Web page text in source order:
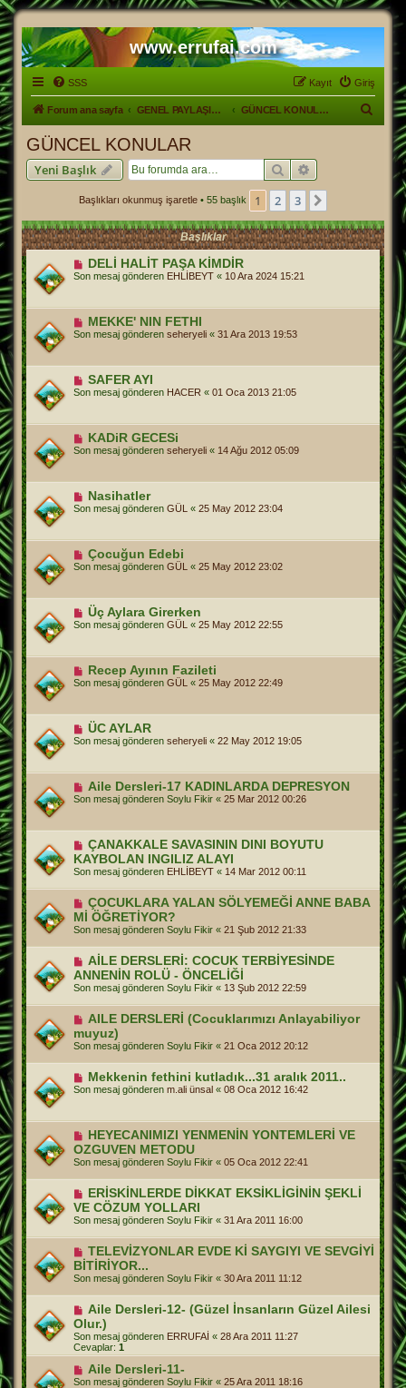
www.errufai.com
SSS Giriş
Kayıt
Forum ana sayfa GENEL PAYLAŞIM ALANI GÜNCEL KONULAR
GÜNCEL KONULAR
Yeni Başlık Ara Gelişmiş arama
Başlıkları okunmuş işaretle • 55 başlık 1 2 3
Başlıklar
DELİ HALİT PAŞA KİMDİR
Son mesaj gönderen EHLİBEYT « 10 Ara 2024 15:21
MEKKE' NIN FETHI
Son mesaj gönderen seheryeli « 31 Ara 2013 19:53
SAFER AYI
Son mesaj gönderen HACER « 01 Oca 2013 21:05
KADiR GECESi
Son mesaj gönderen seheryeli « 14 Ağu 2012 05:09
Nasihatler
Son mesaj gönderen GÜL « 25 May 2012 23:04
Çocuğun Edebi
Son mesaj gönderen GÜL « 25 May 2012 23:02
Üç Aylara Girerken
Son mesaj gönderen GÜL « 25 May 2012 22:55
Recep Ayının Fazileti
Son mesaj gönderen GÜL « 25 May 2012 22:49
ÜC AYLAR
Son mesaj gönderen seheryeli « 22 May 2012 19:05
Aile Dersleri-17 KADINLARDA DEPRESYON
Son mesaj gönderen Soylu Fikir « 25 Mar 2012 00:26
ÇANAKKALE SAVASININ DINI BOYUTU
KAYBOLAN INGILIZ ALAYI
Son mesaj gönderen EHLİBEYT « 14 Mar 2012 00:11
ÇOCUKLARA YALAN SÖLYEMEĞİ ANNE BABA
Mİ ÖĞRETİYOR?
Son mesaj gönderen Soylu Fikir « 21 Şub 2012 21:33
AİLE DERSLERİ: COCUK TERBİYESİNDE
ANNENİN ROLÜ - ÖNCELİĞİ
Son mesaj gönderen Soylu Fikir « 13 Şub 2012 22:59
AILE DERSLERİ (Cocuklarımızı Anlayabiliyor
muyuz)
Son mesaj gönderen Soylu Fikir « 21 Oca 2012 20:12
Mekkenin fethini kutladık...31 aralık 2011..
Son mesaj gönderen m.ali ünsal « 08 Oca 2012 16:42
HEYECANIMIZI YENMENİN YONTEMLERİ VE
OZGUVEN METODU
Son mesaj gönderen Soylu Fikir « 05 Oca 2012 22:41
ERİSKİNLERDE DİKKAT EKSİKLİGİNİN ŞEKLİ
VE CÖZUM YOLLARI
Son mesaj gönderen Soylu Fikir « 31 Ara 2011 16:00
TELEVİZYONLAR EVDE Kİ SAYGIYI VE SEVGİYİ
BİTİRİYOR...
Son mesaj gönderen Soylu Fikir « 30 Ara 2011 11:12
Aile Dersleri-12- (Güzel İnsanların Güzel Ailesi
Olur.)
Son mesaj gönderen ERRUFAİ « 28 Ara 2011 11:27
Cevaplar: 1
Aile Dersleri-11-
Son mesaj gönderen Soylu Fikir « 25 Ara 2011 18:16